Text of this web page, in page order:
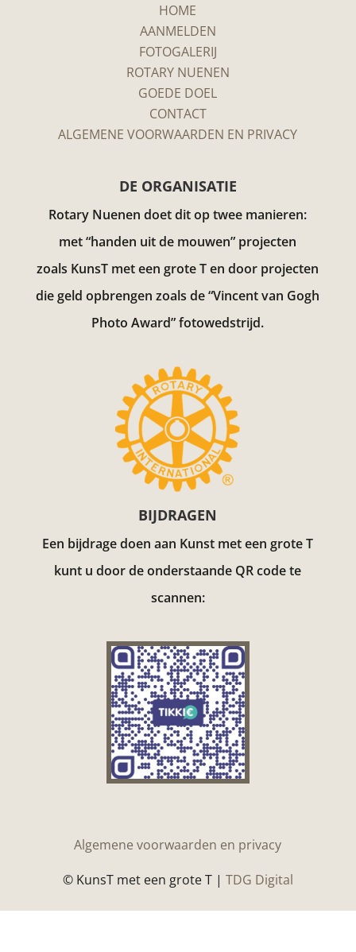
HOME
AANMELDEN
FOTOGALERIJ
ROTARY NUENEN
GOEDE DOEL
CONTACT
ALGEMENE VOORWAARDEN EN PRIVACY
DE ORGANISATIE
Rotary Nuenen doet dit op twee manieren:
met “handen uit de mouwen” projecten
zoals KunsT met een grote T en door projecten
die geld opbrengen zoals de “Vincent van Gogh
Photo Award” fotowedstrijd.
BIJDRAGEN
Een bijdrage doen aan Kunst met een grote T
kunt u door de onderstaande QR code te
scannen:
Algemene voorwaarden en privacy
© KunsT met een grote T | TDG Digital